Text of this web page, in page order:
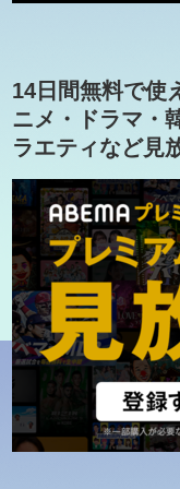
14日間無料で使
ニメ・ドラマ・
ラエティなど見